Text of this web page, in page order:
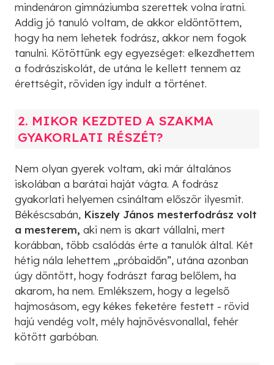
mindenáron gimnáziumba szerettek volna íratni.
Addig jó tanuló voltam, de akkor eldöntöttem,
hogy ha nem lehetek fodrász, akkor nem fogok
tanulni. Kötöttünk egy egyezséget: elkezdhettem
a fodrásziskolát, de utána le kellett tennem az
érettségit, röviden így indult a történet.
2. MIKOR KEZDTED A SZAKMA
GYAKORLATI RÉSZÉT?
Nem olyan gyerek voltam, aki már általános
iskolában a barátai haját vágta. A fodrász
gyakorlati helyemen csináltam először ilyesmit.
Békéscsabán, Kiszely János mesterfodrász volt
a mesterem, aki nem is akart vállalni, mert
korábban, több csalódás érte a tanulók által. Két
hétig nála lehettem „próbaidőn”, utána azonban
úgy döntött, hogy fodrászt farag belőlem, ha
akarom, ha nem. Emlékszem, hogy a legelső
hajmosásom, egy kékes feketére festett - rövid
hajú vendég volt, mély hajnövésvonallal, fehér
kötött garbóban.